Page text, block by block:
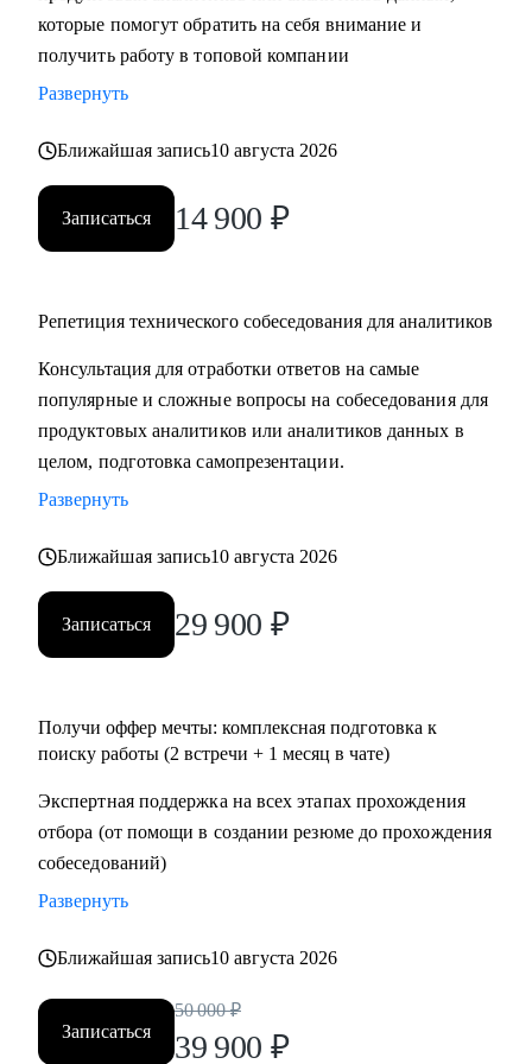
компетенций;
• Получить практические советы по управлению командой;
• Сформировать свою стратегию профессионального роста;
страну своей мечты;
Кому могу помочь:
• Продуктовым аналитикам, аналитикам данных и продаж
трек развития;
• Junior и Middle Продуктовым аналитикам, аналитикам
данных и продаж, которые хотят повысить свой грейд;
• Выпускникам и студентам, которые ищут свою первую
работу в аналитике;
• Аналитикам, которые хотят перейти из стартапа в
• Тем, кто хочет перейти в IT и аналитику из смежной
• Всем IT-специалистам, которые хотят релоцироваться в
Испанию и работать удаленно
которые помогут обратить на себя внимание и
получить работу в топовой компании
Развернуть
Ближайшая запись10 августа 2026
Записаться 14 900 ₽
Репетиция технического собеседования для аналитиков
Консультация для отработки ответов на самые
популярные и сложные вопросы на собеседования для
продуктовых аналитиков или аналитиков данных в
целом, подготовка самопрезентации.
Развернуть
Ближайшая запись10 августа 2026
Записаться 29 900 ₽
Получи оффер мечты: комплексная подготовка к
поиску работы (2 встречи + 1 месяц в чате)
Экспертная поддержка на всех этапах прохождения
отбора (от помощи в создании резюме до прохождения
собеседований)
Развернуть
Ближайшая запись10 августа 2026
Записаться
50 000 ₽
39 900 ₽